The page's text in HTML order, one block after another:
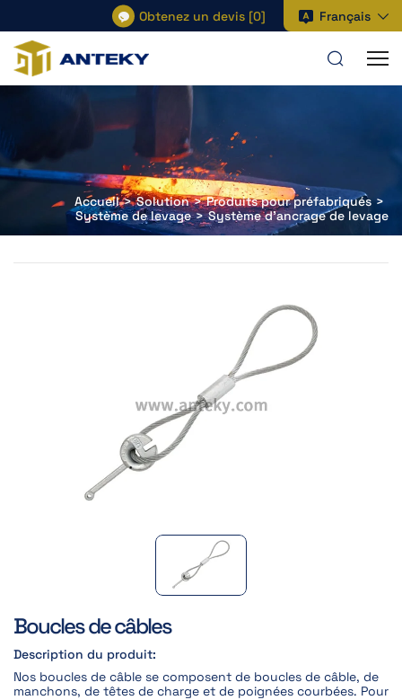
Français
Obtenez un devis [0]
Accueil Solution
Produits pour préfabriqués
Système de levage
Système d'ancrage de levage
Boucles de câbles
Description du produit:
Nos boucles de câble se composent de boucles de câble, de
manchons, de têtes de charge et de poignées courbées. Pour